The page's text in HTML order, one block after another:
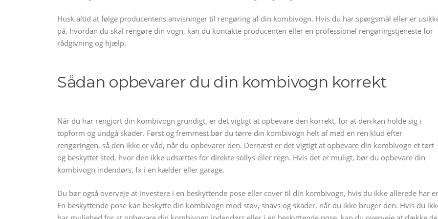
Husk altid at følge producentens anvisninger til rengøring af din kombivogn. Hvis du har spørgsmål eller er
på, hvordan du skal rengøre din vogn, kan du kontakte producenten eller en professionel rengøringstjeneste for
rådgivning og hjælp.
Sådan opbevarer du din kombivogn korrekt
Når du har rengjort din kombivogn grundigt, er det vigtigt at opbevare den korrekt, for at den kan holde sig i
topform og undgå skader. Først og fremmest bør du tørre din kombivogn helt af med en ren klud efter
rengøringen, så den ikke er våd, når du opbevarer den. Dernæst er det vigtigt at opbevare din kombivogn et tørt
og beskyttet sted, hvor den ikke udsættes for direkte sollys eller regn. Hvis det er muligt, bør du opbevare din
kombivogn indendørs, fx i en kælder eller garage.
Du bør også overveje at investere i en beskyttende pose eller cover til din kombivogn, hvis du ikke allerede har
En beskyttende pose kan beskytte din kombivogn mod støv, snavs og skader, når du ikke bruger den. Hvis du